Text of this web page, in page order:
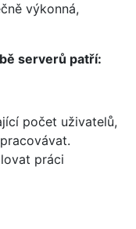
výkonná,
serverů patří:
počet uživatelů,
práci